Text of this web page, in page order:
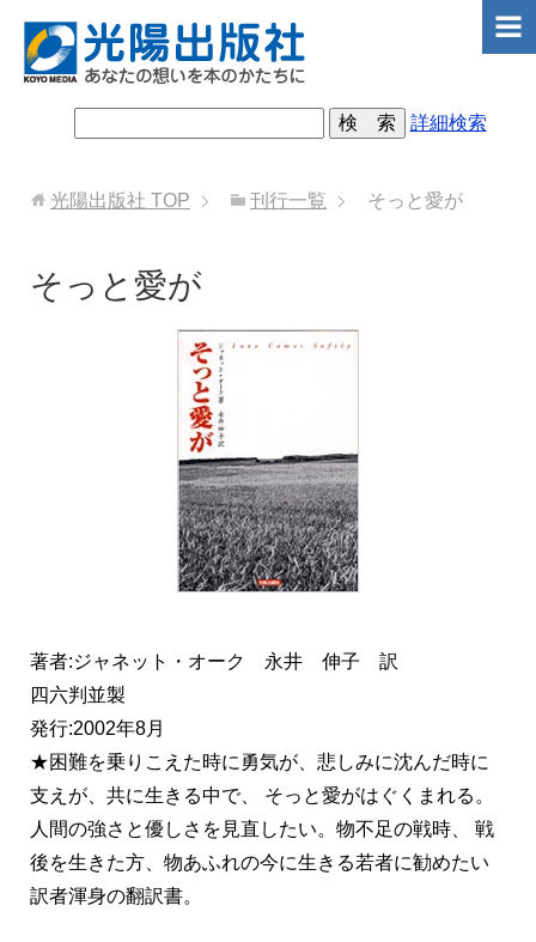
詳細検索
光陽出版社 TOP 刊行一覧 そっと愛が
そっと愛が
著者:ジャネット・オーク 永井 伸子 訳
四六判並製
発行:2002年8月
★困難を乗りこえた時に勇気が、悲しみに沈んだ時に
支えが、共に生きる中で、 そっと愛がはぐくまれる。
人間の強さと優しさを見直したい。物不足の戦時、 戦
後を生きた方、物あふれの今に生きる若者に勧めたい
訳者渾身の翻訳書。